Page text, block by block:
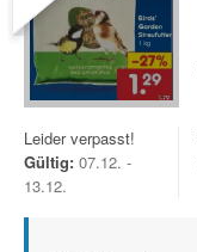
Leider verpasst!
Gültig: 07.12. -
13.12.